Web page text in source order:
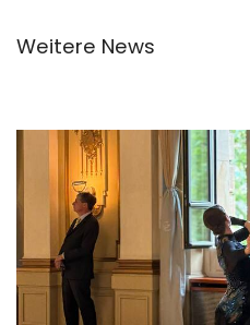
Weitere News